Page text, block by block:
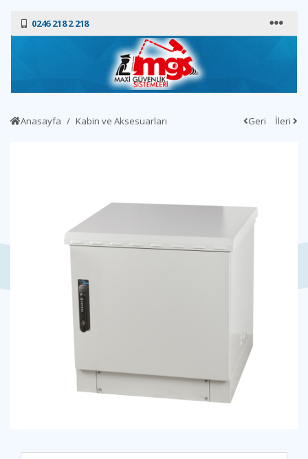
0246 218 2 218
Anasayfa Kabin ve Aksesuarları Geri İleri